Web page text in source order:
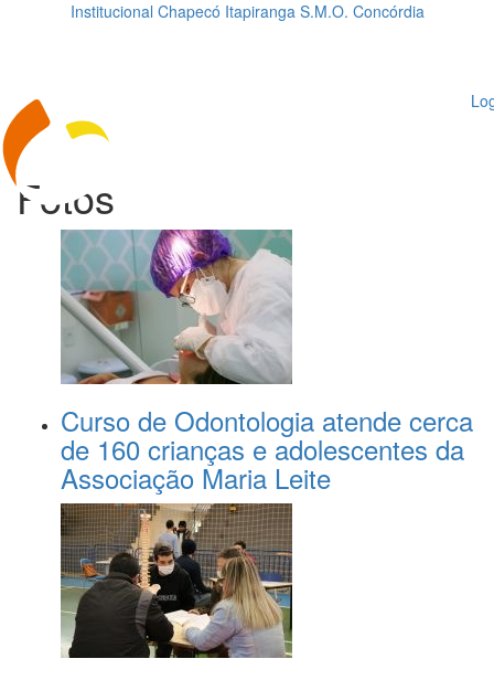
Institucional Chapecó Itapiranga S.M.O. Concórdia
Fotos
Curso de Odontologia atende cerca
de 160 crianças e adolescentes da
Associação Maria Leite